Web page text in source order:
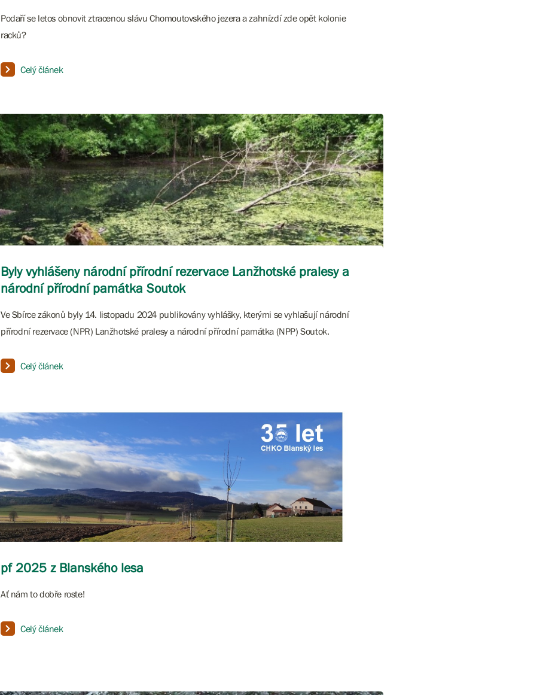
Podaří se letos obnovit ztracenou slávu Chomoutovského jezera a zahnízdí zde opět kolonie
racků?
Celý článek
Byly vyhlášeny národní přírodní rezervace Lanžhotské pralesy a
národní přírodní památka Soutok
Ve Sbírce zákonů byly 14. listopadu 2024 publikovány vyhlášky, kterými se vyhlašují národní
přírodní rezervace (NPR) Lanžhotské pralesy a národní přírodní památka (NPP) Soutok.
Celý článek
pf 2025 z Blanského lesa
Ať nám to dobře roste!
Celý článek